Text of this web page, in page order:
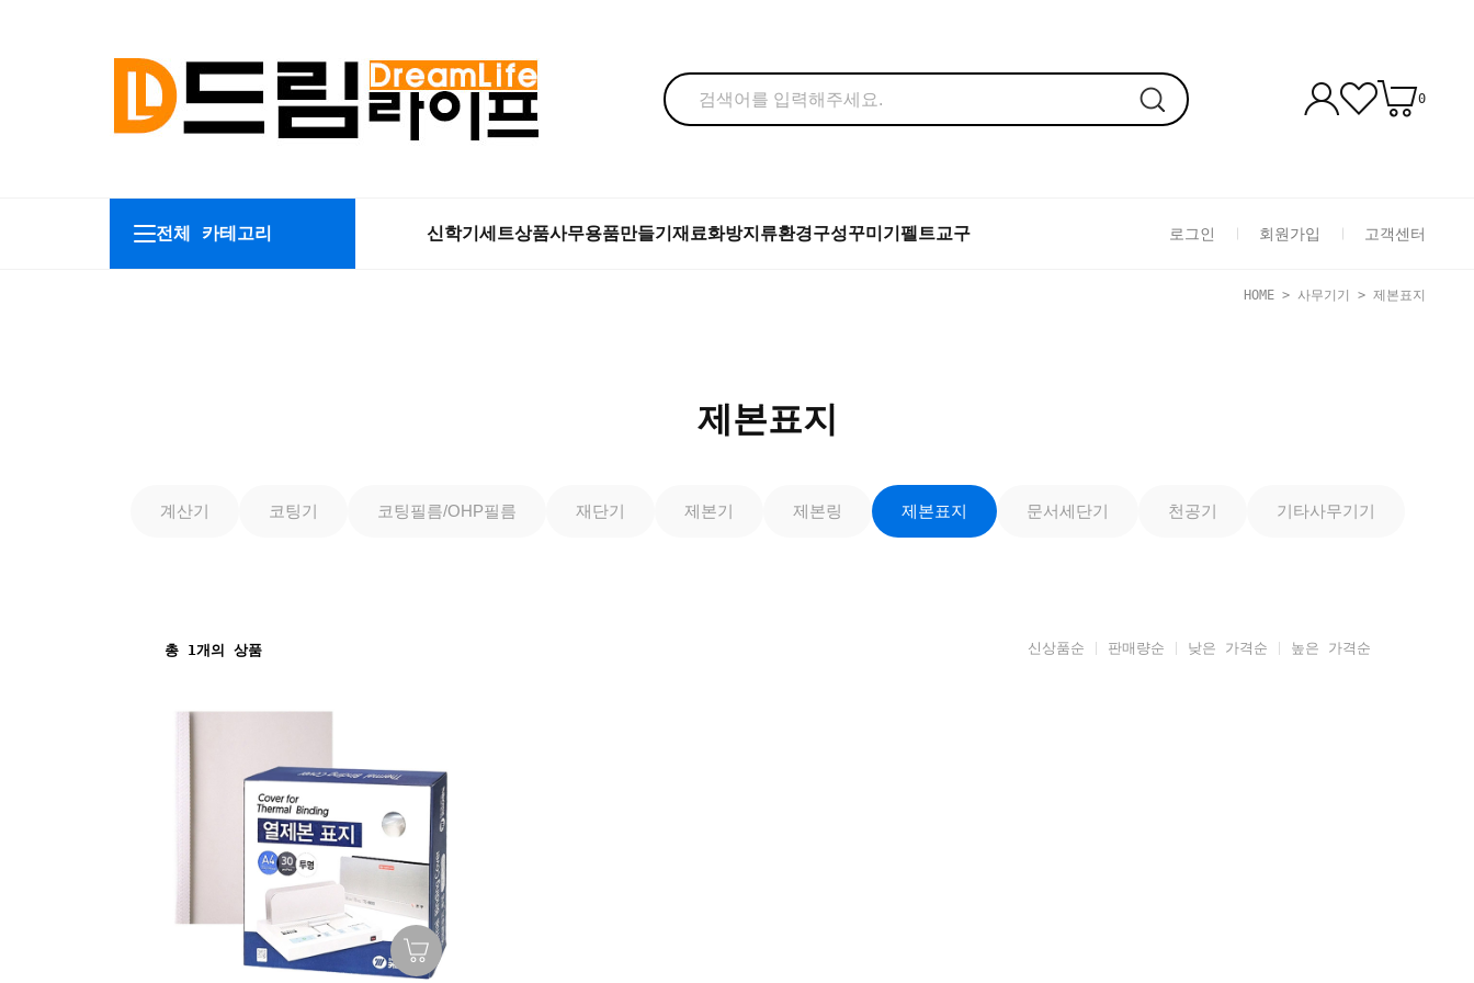
0
전체 카테고리 신학기세트상품사무용품만들기재료화방지류환경구성꾸미기펠트교구 로그인 회원가입 고객센터
HOME > 사무기기 > 제본표지
제본표지
계산기 코팅기 코팅필름/OHP필름 재단기 제본기 제본링 제본표지 문서세단기 천공기 기타사무기기
총 1개의 상품 신상품순 판매량순 낮은 가격순 높은 가격순